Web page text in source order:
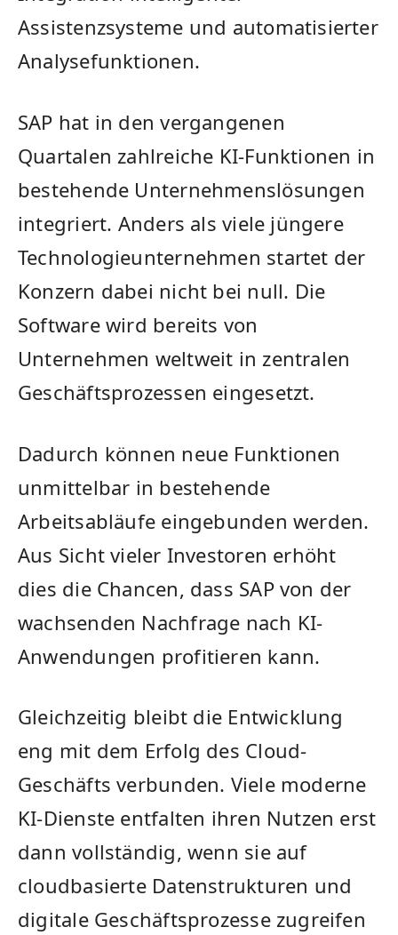
Assistenzsysteme und automatisierter
Analysefunktionen.
SAP hat in den vergangenen
Quartalen zahlreiche KI-Funktionen in
bestehende Unternehmenslösungen
integriert. Anders als viele jüngere
Technologieunternehmen startet der
Konzern dabei nicht bei null. Die
Software wird bereits von
Unternehmen weltweit in zentralen
Geschäftsprozessen eingesetzt.
Dadurch können neue Funktionen
unmittelbar in bestehende
Arbeitsabläufe eingebunden werden.
Aus Sicht vieler Investoren erhöht
dies die Chancen, dass SAP von der
wachsenden Nachfrage nach KI-
Anwendungen profitieren kann.
Gleichzeitig bleibt die Entwicklung
eng mit dem Erfolg des Cloud-
Geschäfts verbunden. Viele moderne
KI-Dienste entfalten ihren Nutzen erst
dann vollständig, wenn sie auf
cloudbasierte Datenstrukturen und
digitale Geschäftsprozesse zugreifen